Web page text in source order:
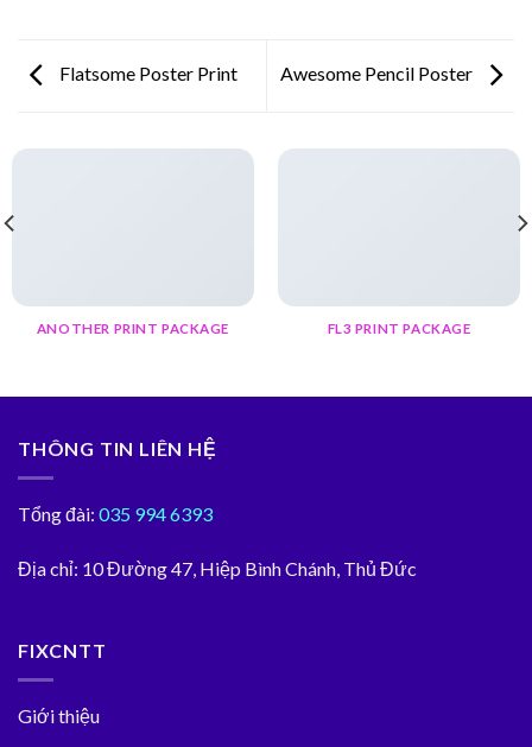
Flatsome Poster Print Awesome Pencil Poster
ANOTHER PRINT PACKAGE FL3 PRINT PACKAGE
THÔNG TIN LIÊN HỆ
Tổng đài: 035 994 6393
Địa chỉ: 10 Đường 47, Hiệp Bình Chánh, Thủ Đức
FIXCNTT
Giới thiệu